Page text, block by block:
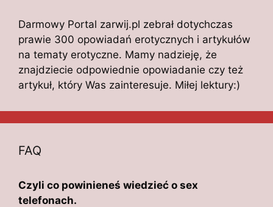
Darmowy Portal zarwij.pl zebrał dotychczas
prawie 300 opowiadań erotycznych i artykułów
na tematy erotyczne. Mamy nadzieję, że
znajdziecie odpowiednie opowiadanie czy też
artykuł, który Was zainteresuje. Miłej lektury:)
FAQ
Czyli co powinieneś wiedzieć o sex
telefonach.